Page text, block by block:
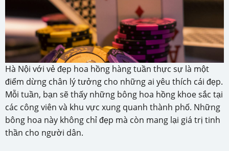
Hà Nội với vẻ đẹp hoa hồng hàng tuần thực sự là một
điểm dừng chân lý tưởng cho những ai yêu thích cái đẹp.
Mỗi tuần, bạn sẽ thấy những bông hoa hồng khoe sắc tại
các công viên và khu vực xung quanh thành phố. Những
bông hoa này không chỉ đẹp mà còn mang lại giá trị tinh
thần cho người dân.